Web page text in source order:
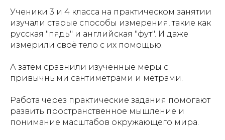
Ученики 3 и 4 класса на практическом занятии
изучали старые способы измерения, такие как
русская "пядь" и английская "фут". И даже
измерили своё тело с их помощью.
А затем сравнили изученные меры с
привычными сантиметрами и метрами.
Работа через практические задания помогают
развить пространственное мышление и
понимание масштабов окружающего мира.